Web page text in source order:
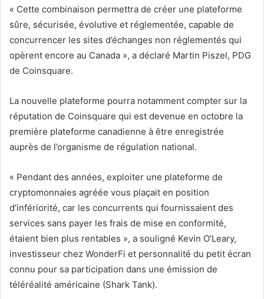
« Cette combinaison permettra de créer une plateforme
sûre, sécurisée, évolutive et réglementée, capable de
concurrencer les sites d’échanges non réglementés qui
opèrent encore au Canada », a déclaré Martin Piszel, PDG
de Coinsquare.
La nouvelle plateforme pourra notamment compter sur la
réputation de Coinsquare qui est devenue en octobre la
première plateforme canadienne à être enregistrée
auprès de l’organisme de régulation national.
« Pendant des années, exploiter une plateforme de
cryptomonnaies agréée vous plaçait en position
d’infériorité, car les concurrents qui fournissaient des
services sans payer les frais de mise en conformité,
étaient bien plus rentables », a souligné Kevin O’Leary,
investisseur chez WonderFi et personnalité du petit écran
connu pour sa participation dans une émission de
téléréalité américaine (Shark Tank).